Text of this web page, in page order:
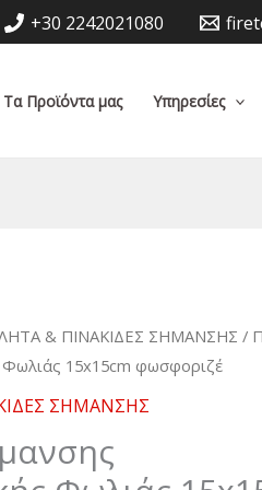
+30 2242021080
Τα Προϊόντα μας Υπηρεσίες
& ΠΙΝΑΚΙΔΕΣ ΣΗΜΑΝΣΗΣ /
15x15cm φωσφοριζέ
ΣΗΜΑΝΣΗΣ